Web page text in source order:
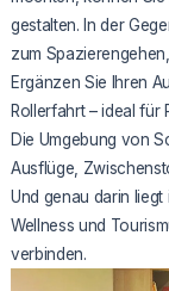
gestalten. In der
zum
Ergänzen Sie Ihren
Rollerfahrt – ideal für
Die Umgebung von
Ausflüge,
Und genau darin liegt
Wellness und
verbinden.